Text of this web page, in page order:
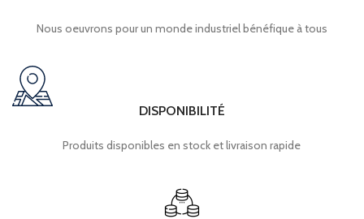
Nous oeuvrons pour un monde industriel bénéfique à tous
DISPONIBILITÉ
Produits disponibles en stock et livraison rapide